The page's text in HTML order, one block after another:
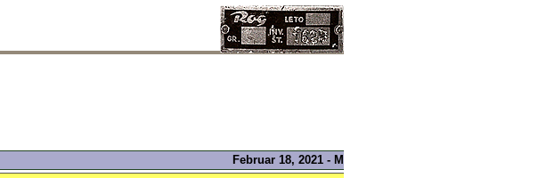
Februar 18, 2021 - Marec 10, 2021